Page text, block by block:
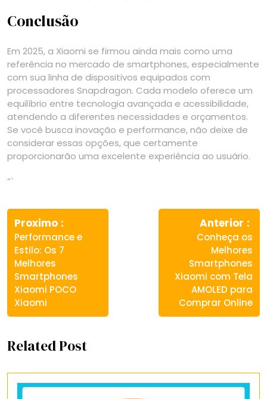
Conclusão
Em 2025, a Xiaomi se firmou ainda mais como uma
referência no mercado de smartphones, especialmente
com sua linha de dispositivos equipados com
processadores Snapdragon. Cada modelo oferece um
equilíbrio entre tecnologia avançada e acessibilidade,
atendendo a diferentes necessidades e orçamentos.
Se você busca inovação e performance, não deixe de
considerar essas opções, que certamente
proporcionarão uma excelente experiência ao usuário.
“`
Navegação
de
Post
Proximo
post:
Performance e
Estilo: Os 7
Melhores
Smartphones
Xiaomi POCO
Xiaomi
Anterior
Conheça os
Melhores
Smartphones
Xiaomi com Tela
AMOLED para
Comprar Online
Related Post